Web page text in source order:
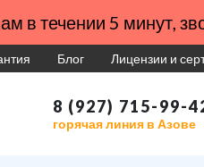
в течении 5 минут,
Блог Лицензии и
8 (927) 715-99-
горячая линия в Азове